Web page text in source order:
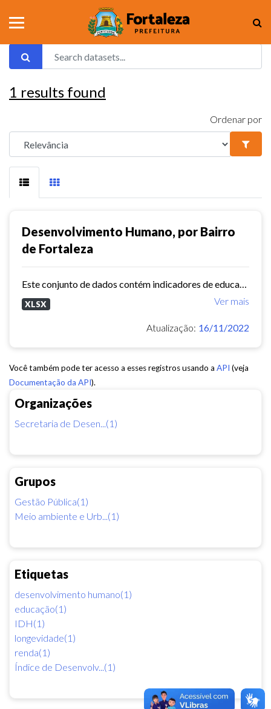
Organizações
Secretaria de Desen...(1)
Grupos
Gestão Pública(1)
Meio ambiente e Urb...(1)
Etiquetas
desenvolvimento humano(1)
educação(1)
IDH(1)
longevidade(1)
renda(1)
Índice de Desenvolv...(1)
1 results found
Ordenar por
Desenvolvimento Humano, por Bairro
de Fortaleza
Ver mais
XLSX
Atualização: 16/11/2022
Você também pode ter acesso a esses registros usando a API (veja
Documentação da API).